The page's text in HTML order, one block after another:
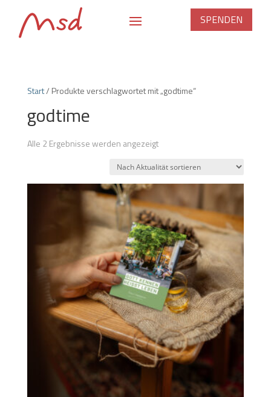
SPENDEN
Start/ Produkte verschlagwortet mit „godtime“
godtime
Alle 2 Ergebnisse werden angezeigtNach
sortiert